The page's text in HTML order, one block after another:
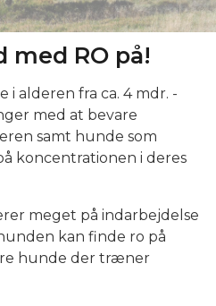
med RO på!
alderen fra ca. 4 mdr. -
med at bevare
samt hunde som
koncentrationen i deres
meget på indarbejdelse
kan finde ro på
hunde der træner